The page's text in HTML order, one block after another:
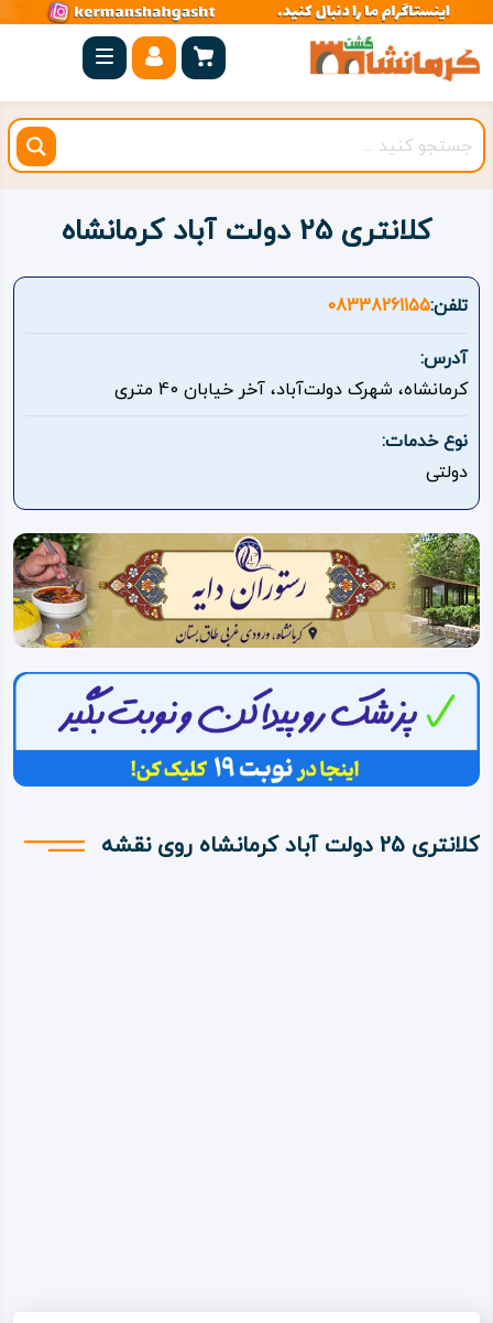
صفحه
اصلی
کرمانشاه
شهرستان
بیستون
روستاهای
هدف
اقامتگاه
ویژه
ویدئو
درباره
ما
کلانتری 25 دولت آباد کرمانشاه
تلفن:08338261155
آدرس:
کرمانشاه، شهرک دولت‌آباد، آخر خیابان 40 متری
نوع خدمات:
دولتی
کلانتری 25 دولت آباد کرمانشاه روی نقشه